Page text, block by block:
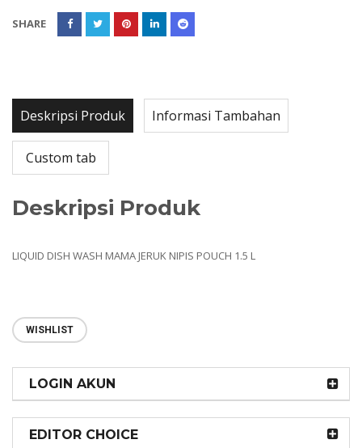
SHARE
Deskripsi Produk Informasi Tambahan
Custom tab
Deskripsi Produk
LIQUID DISH WASH MAMA JERUK NIPIS POUCH 1.5 L
WISHLIST
LOGIN AKUN
EDITOR CHOICE